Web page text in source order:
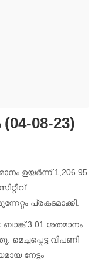
08-23)
ഉയർന്ന് 1,206.95
പ്രകടമാക്കി.
ബാങ്ക് 3.01 ശതമാനം
വിപണി
നേട്ടം